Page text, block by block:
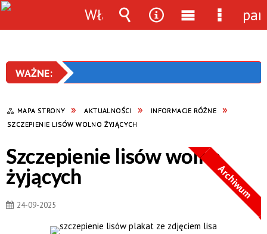
MAPA STRONY AKTUALNOŚCI
INFORMACJE RÓŻNE
SZCZEPIENIE LISÓW WOLNO ŻYJĄCYCH
Szczepienie lisów wolno
żyjących
24-09-2025
Archiwum
Włącz
powiadomienia
Wyszukiwarka
Narzędzia
MenuMenu